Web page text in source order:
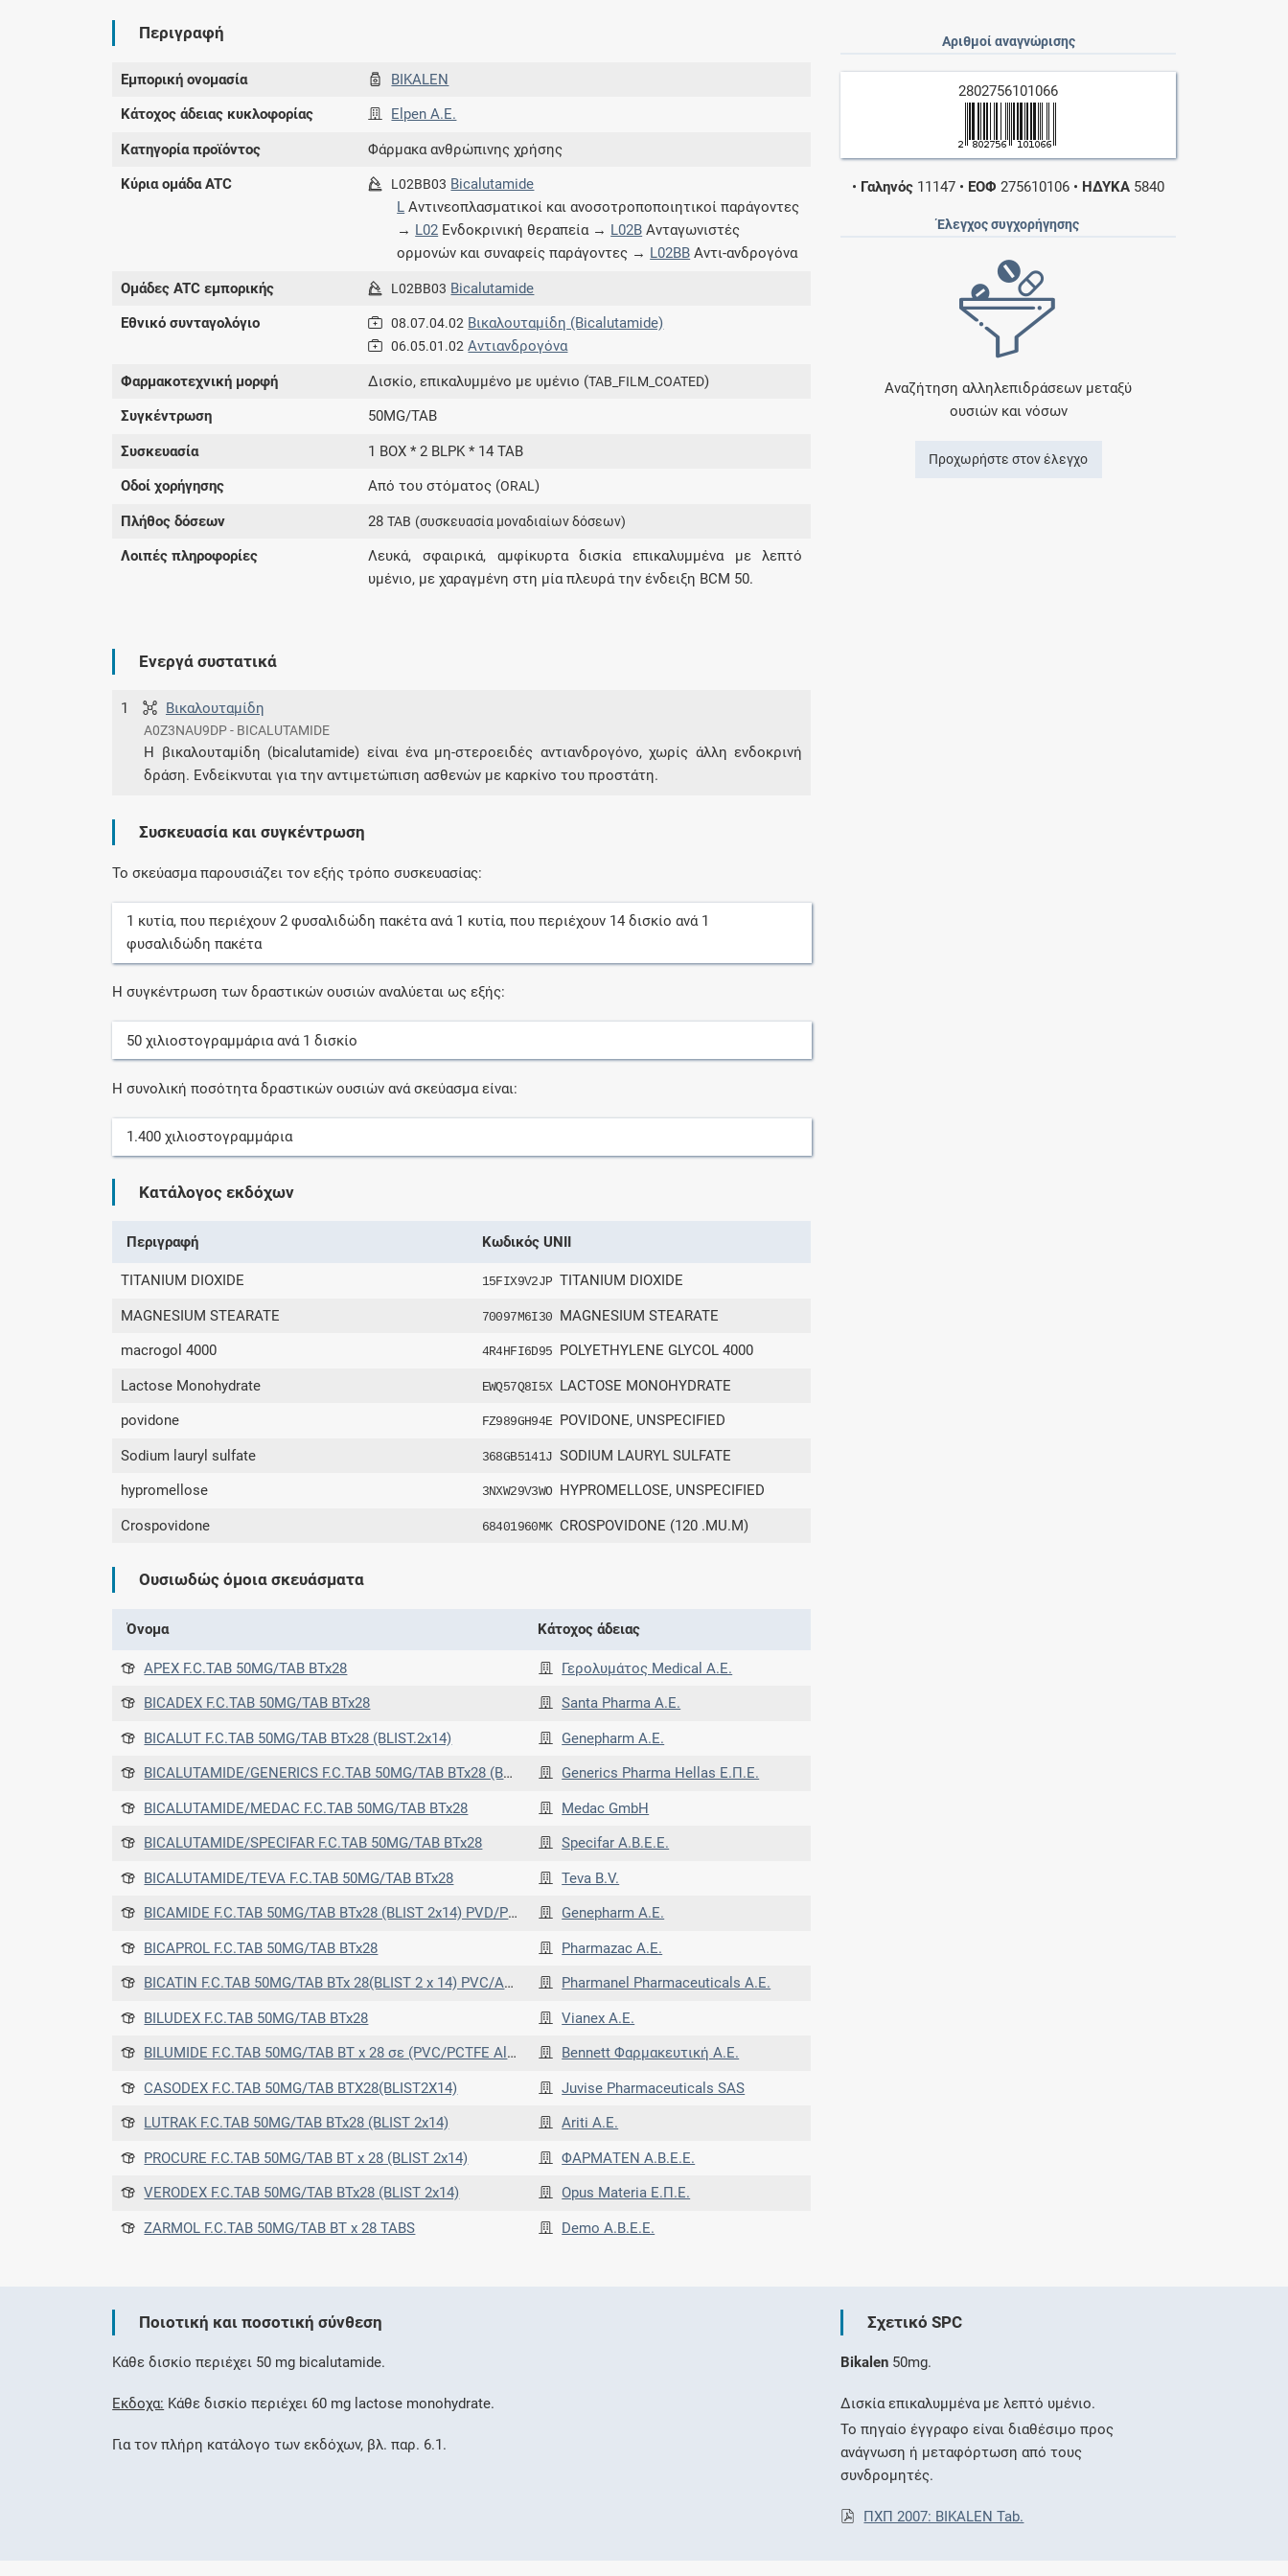
Ενδείξεις και αγωγές
Βρείτε θεραπευτικές ενδείξεις και αγωγές για
Μοιραζόμαστε μαζί σας γεγονότα της
Περιγραφή
Εμπορική ονομασία BIKALEN
Κάτοχος άδειας κυκλοφορίας Elpen A.E.
Κατηγορία προϊόντος Φάρμακα ανθρώπινης χρήσης
Κύρια ομάδα ATC L02BB03 Bicalutamide
L Αντινεοπλασματικοί και ανοσοτροποποιητικοί παράγοντες
→ L02 Ενδοκρινική θεραπεία → L02B Ανταγωνιστές
ορμονών και συναφείς παράγοντες → L02BB Αντι-ανδρογόνα
Ομάδες ATC εμπορικής L02BB03 Bicalutamide
Εθνικό συνταγολόγιο 08.07.04.02 Βικαλουταμίδη (Bicalutamide)
06.05.01.02 Aντιανδρογόνα
Φαρμακοτεχνική μορφή Δισκίο, επικαλυμμένο με υμένιο (TAB_FILM_COATED)
Συγκέντρωση 50MG/TAB
Συσκευασία 1 BOX * 2 BLPK * 14 TAB
Οδοί χορήγησης Από του στόματος (ORAL)
Πλήθος δόσεων 28TAB (συσκευασία μοναδιαίων δόσεων)
Λοιπές πληροφορίες
Λευκά, σφαιρικά, αμφίκυρτα δισκία επικαλυμμένα με λεπτό
υμένιο, με χαραγμένη στη μία πλευρά την ένδειξη ΒCM 50.
Αριθμοί αναγνώρισης
2802756101066
• Γαληνός 11147 • ΕΟΦ 275610106 • ΗΔΥΚΑ 5840
Έλεγχος συγχορήγησης
Αναζήτηση αλληλεπιδράσεων μεταξύ
ουσιών και νόσων
Προχωρήστε στον έλεγχο
Ενεργά συστατικά
1 Βικαλουταμίδη
A0Z3NAU9DP - BICALUTAMIDE
Η βικαλουταμίδη (bicalutamide) είναι ένα μη-στεροειδές αντιανδρογόνο, χωρίς άλλη ενδοκρινή
δράση. Ενδείκνυται για την αντιμετώπιση ασθενών με καρκίνο του προστάτη.
Συσκευασία και συγκέντρωση
Το σκεύασμα παρουσιάζει τον εξής τρόπο συσκευασίας:
1 κυτία, που περιέχουν2 φυσαλιδώδη πακέταανά 1 κυτία, που περιέχουν 14 δισκίο ανά 1
φυσαλιδώδη πακέτα
Η συγκέντρωση των δραστικών ουσιών αναλύεται ως εξής:
50 χιλιοστογραμμάριαανά 1 δισκίο
Η συνολική ποσότητα δραστικών ουσιών ανά σκεύασμα είναι:
1.400 χιλιοστογραμμάρια
Κατάλογος εκδόχων
Περιγραφή Κωδικός UNII
TITANIUM DIOXIDE 15FIX9V2JP TITANIUM DIOXIDE
MAGNESIUM STEARATE 70097M6I30 MAGNESIUM STEARATE
macrogol 4000 4R4HFI6D95 POLYETHYLENE GLYCOL 4000
Lactose Monohydrate EWQ57Q8I5X LACTOSE MONOHYDRATE
povidone FZ989GH94E POVIDONE, UNSPECIFIED
Sodium lauryl sulfate 368GB5141J SODIUM LAURYL SULFATE
hypromellose 3NXW29V3WO HYPROMELLOSE, UNSPECIFIED
Crospovidone 68401960MK CROSPOVIDONE (120 .MU.M)
Ουσιωδώς όμοια σκευάσματα
Όνομα Κάτοχος άδειας
APEX F.C.TAB 50MG/TAB BTx28 Γερολυμάτος Medical Α.Ε.
BICADEX F.C.TAB 50MG/TAB BTx28 Santa Pharma A.E.
BICALUT F.C.TAB 50MG/TAB BTx28 (BLIST.2x14) Genepharm Α.Ε.
BICALUTAMIDE/GENERICS F.C.TAB 50MG/TAB BTx28 (BLIST PVC/PVDC/ALUM. FOIL) Generics Pharma Hellas Ε.Π.Ε.
BICALUTAMIDE/MEDAC F.C.TAB 50MG/TAB BTx28 Medac GmbH
BICALUTAMIDE/SPECIFAR F.C.TAB 50MG/TAB BTx28 Specifar A.B.E.E.
BICALUTAMIDE/TEVA F.C.TAB 50MG/TAB BTx28 Teva B.V.
BICAMIDE F.C.TAB 50MG/TAB BTx28 (BLIST 2x14) PVD/PVDC, ALU PVD/PVDC, ALU Genepharm Α.Ε.
BICAPROL F.C.TAB 50MG/TAB BTx28 Pharmazac Α.Ε.
BICATIN F.C.TAB 50MG/TAB BTx 28(BLIST 2 x 14) PVC/ALUM.FOIL PVC/ALUM.FOIL Pharmanel Pharmaceuticals Α.Ε.
BILUDEX F.C.TAB 50MG/TAB BTx28 Vianex A.E.
BILUMIDE F.C.TAB 50MG/TAB BT x 28 σε (PVC/PCTFE Aluminium blister) σε (PVC/PCTFE Aluminium blister) Bennett Φαρμακευτική A.E.
CASODEX F.C.TAB 50MG/TAB BTX28(BLIST2X14) Juvise Pharmaceuticals SAS
LUTRAK F.C.TAB 50MG/TAB BTx28 (BLIST 2x14) Ariti Α.Ε.
PROCURE F.C.TAB 50MG/TAB BT x 28 (BLIST 2x14) ΦΑΡΜΑΤΕΝ Α.Β.Ε.Ε.
VERODEX F.C.TAB 50MG/TAB BTx28 (BLIST 2x14) Opus Materia Ε.Π.Ε.
ZARMOL F.C.TAB 50MG/TAB BT x 28 TABS Demo Α.Β.Ε.Ε.
Ποιοτική και ποσοτική σύνθεση
Κάθε δισκίο περιέχει 50 mg bicalutamide.
Έκδοχα: Κάθε δισκίο περιέχει 60 mg lactose monohydrate.
Για τον πλήρη κατάλογο των εκδόχων, βλ. παρ. 6.1.
Σχετικό SPC
Bikalen 50mg.
Δισκία επικαλυμμένα με λεπτό υμένιο.
Το πηγαίο έγγραφο είναι διαθέσιμο προς
ανάγνωση ή μεταφόρτωση από τους
συνδρομητές.
ΠΧΠ 2007: BIKALEN Tab.